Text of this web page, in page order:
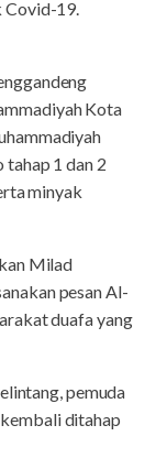
Covid-19.
Kota
1 dan 2
minyak
Milad
pesan Al-
duafa yang
pemuda
ditahap